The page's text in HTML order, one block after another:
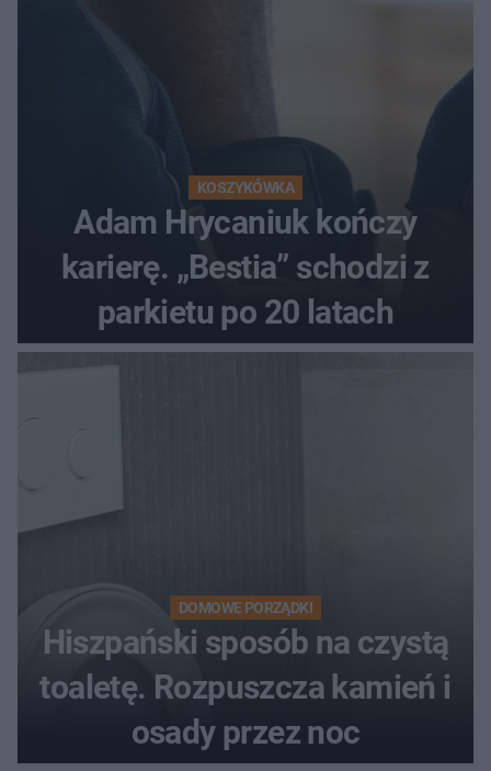
KOSZYKÓWKA
Adam Hrycaniuk kończy
karierę. „Bestia” schodzi z
parkietu po 20 latach
DOMOWE PORZĄDKI
Hiszpański sposób na czystą
toaletę. Rozpuszcza kamień i
osady przez noc